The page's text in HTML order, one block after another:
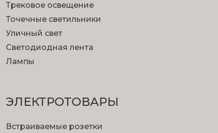
Трековое освещение
Точечные светильники
Уличный свет
Светодиодная лента
Лампы
ЭЛЕКТРОТОВАРЫ
Встраиваемые розетки